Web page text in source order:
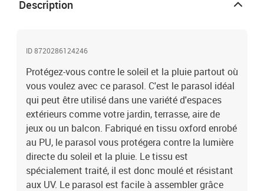
Description
ID 8720286124246
Protégez-vous contre le soleil et la pluie partout où
vous voulez avec ce parasol. C'est le parasol idéal
qui peut être utilisé dans une variété d'espaces
extérieurs comme votre jardin, terrasse, aire de
jeux ou un balcon. Fabriqué en tissu oxford enrobé
au PU, le parasol vous protégera contre la lumière
directe du soleil et la pluie. Le tissu est
spécialement traité, il est donc moulé et résistant
aux UV. Le parasol est facile à assembler grâce